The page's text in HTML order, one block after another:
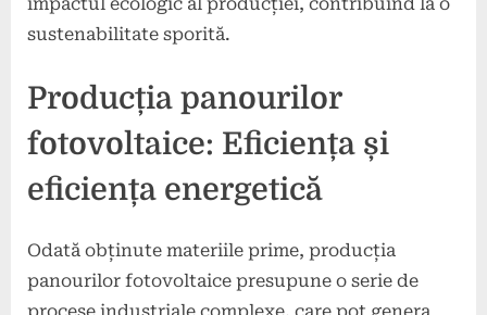
sustenabilitate sporită.
Producția panourilor
fotovoltaice: Eficiența și
eficiența energetică
Odată obținute materiile prime, producția
panourilor fotovoltaice presupune o serie de